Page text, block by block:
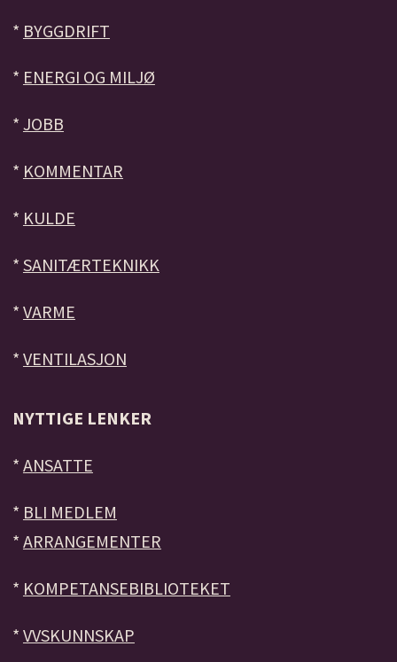
* BYGGDRIFT
* ENERGI OG MILJØ
* JOBB
* KOMMENTAR
* KULDE
* SANITÆRTEKNIKK
* VARME
* VENTILASJON
NYTTIGE LENKER
* ANSATTE
* BLI MEDLEM
* ARRANGEMENTER
* KOMPETANSEBIBLIOTEKET
* VVSKUNNSKAP